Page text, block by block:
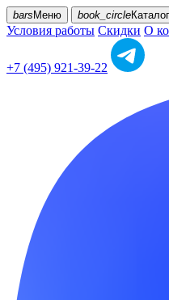
bars Меню book_circleКаталог
Условия работы Скидки О
+7 (495) 921-39-22